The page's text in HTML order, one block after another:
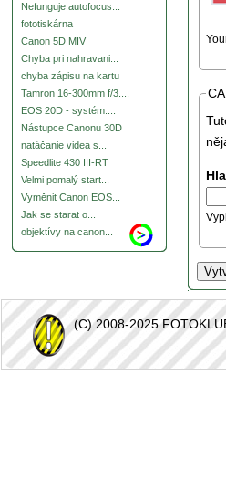
Nefunguje autofocus...
fototiskárna
Canon 5D MIV
Chyba pri nahravani...
chyba zápisu na kartu
Tamron 16-300mm f/3....
EOS 20D - systém....
Nástupce Canonu 30D
natáčanie videa s...
Speedlite 430 III-RT
Velmi pomalý start...
Vyměnit Canon EOS...
Jak se starat o...
objektívy na canon...
(C) 2008-2025